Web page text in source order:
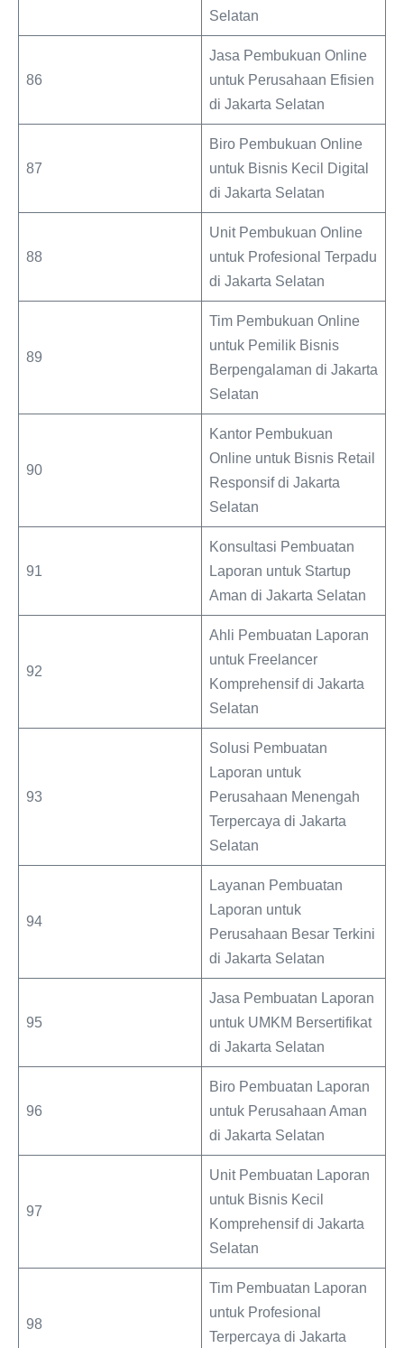
Selatan
86
Jasa Pembukuan Online
untuk Perusahaan Efisien
di Jakarta Selatan
87
Biro Pembukuan Online
untuk Bisnis Kecil Digital
di Jakarta Selatan
88
Unit Pembukuan Online
untuk Profesional Terpadu
di Jakarta Selatan
89
Tim Pembukuan Online
untuk Pemilik Bisnis
Berpengalaman di Jakarta
Selatan
90
Kantor Pembukuan
Online untuk Bisnis Retail
Responsif di Jakarta
Selatan
91
Konsultasi Pembuatan
Laporan untuk Startup
Aman di Jakarta Selatan
92
Ahli Pembuatan Laporan
untuk Freelancer
Komprehensif di Jakarta
Selatan
93
Solusi Pembuatan
Laporan untuk
Perusahaan Menengah
Terpercaya di Jakarta
Selatan
94
Layanan Pembuatan
Laporan untuk
Perusahaan Besar Terkini
di Jakarta Selatan
95
Jasa Pembuatan Laporan
untuk UMKM Bersertifikat
di Jakarta Selatan
96
Biro Pembuatan Laporan
untuk Perusahaan Aman
di Jakarta Selatan
97
Unit Pembuatan Laporan
untuk Bisnis Kecil
Komprehensif di Jakarta
Selatan
98
Tim Pembuatan Laporan
untuk Profesional
Terpercaya di Jakarta